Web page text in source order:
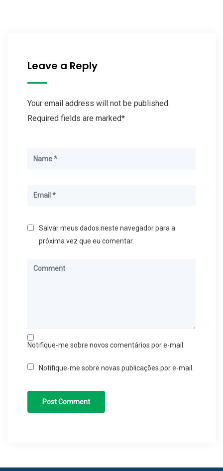
Leave a Reply
Your email address will not be published.
Required fields are marked*
Salvar meus dados neste navegador para a
próxima vez que eu comentar.
Notifique-me sobre novos comentários por e-mail.
Notifique-me sobre novas publicações por e-mail.